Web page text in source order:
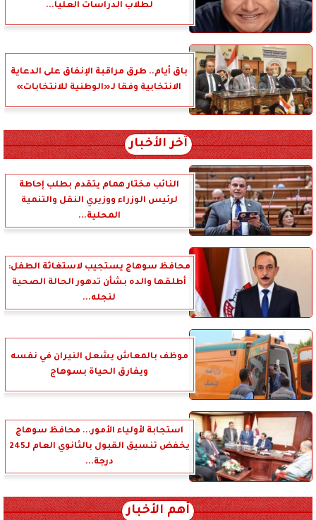
لطلاب الدراسات العليا...
باق أيام.. طرق مراقبة الإنفاق على الدعاية
الانتخابية وفقا لـ«الوطنية للانتخابات»
آخر الأخبار
النائب مختار همام يتقدم بطلب إحاطة
لرئيس الوزراء ووزيري النقل والتنمية
المحلية...
محافظ سوهاج يستجيب لاستغاثة الطفل:
أطلقها والده بشأن تدهور الحالة الصحية
لنجله...
موظف بالمعاش يشعل النيران في نفسه
ويفارق الحياة بسوهاج
استجابة لأولياء الأمور... محافظ سوهاج
يخفض تنسيق القبول بالثانوي العام لـ245
درجة...
أهم الأخبار